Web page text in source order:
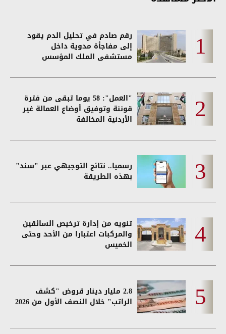
رقم صادم في تحليل الدم يقود
إلى مفاجأة مدوية داخل
مستشفى الملك المؤسس
"العمل": 58 يوما تبقى من فترة
قوننة وتوفيق أوضاع العمالة غير
الأردنية المخالفة
رسميا.. نتائج التوجيهي عبر "سند"
بهذه الطريقة
تنويه من إدارة ترخيص السائقين
والمركبات اعتبارا من الأحد وحتى
الخميس
2.8 مليار دينار قروض "كشف
الراتب" خلال النصف الأول من 2026